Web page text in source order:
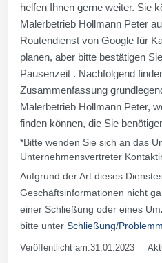
helfen Ihnen gerne weiter. Sie
Malerbetrieb Hollmann Peter
Routendienst von Google für
planen, aber bitte bestätigen
Pausenzeit . Nachfolgend
Zusammenfassung
Malerbetrieb Hollmann Peter,
finden können, die Sie
*Bitte wenden Sie sich an das
Unternehmensvertreter
Aufgrund der Art dieses
Geschäftsinformationen nicht
einer Schließung oder eines
bitte unter Schließung/
Veröffentlicht am:31.01.2023